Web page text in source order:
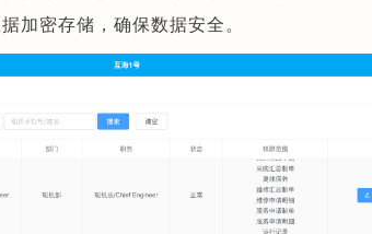
加密存储，确保数据安全。